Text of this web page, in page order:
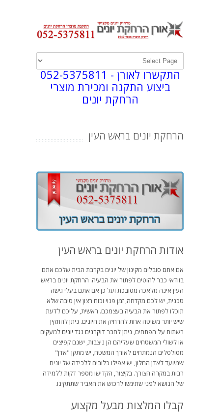
התקשרו לאורן -052-5375811
ביצוע התקנה ומכירת מוצרי
הרחקת יונים
הרחקת יונים בראש העין
אודות הרחקת יונים בראש העין
אם אתם סובלים מקינון של יונים בקרבת הבית שלכם אתם
בוודאי כבר להוטים לפתור את הבעיה. הרחקת יונים בראש
העין אינה מלאכה מסובכת ועל כן אם אתם בעלי גישה
טכנית, יש לכם מקדחה, זמן פנוי וכוח רצון אין סיבה שלא
תוכלו לפתור את הבעיה בעצמכם. ראשית, עליכם לדעת
שיש יותר משיטה אחת להרחיק את היונים. ניתן להתקין
רשתות על הפתחים, ניתן לחברדוקרנים נגד יוניםלמעקים
או לשולי המשטחים שעליהם הן ניצבות, ישנם קפיצים
מסולסלים הנמתחים לאורך המשטח, יש מתקן "אדן"
שמיועד לאדן החלון, יש אפילו כלובים ללכידה של יונים
רבות במקרה הצורך. בקיצור, הקדישו מספר דקות ללמידה
של הנושא לפני שתיגשו לרכוש את האביר שתתקינו.
קבלו המלצות מבעל מקצוע